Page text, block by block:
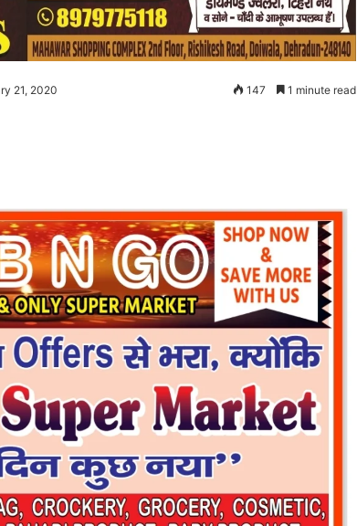
21, 2020 147 1 minute read